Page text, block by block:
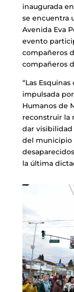
inaugurada
se encuentra
Avenida Eva
evento
compañeros
compañeros
“Las
impulsada
Humanos de
reconstruir la
dar visibilidad
del municipio
la última